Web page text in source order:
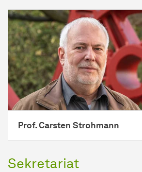
Prof. Carsten Strohmann
Sekretariat